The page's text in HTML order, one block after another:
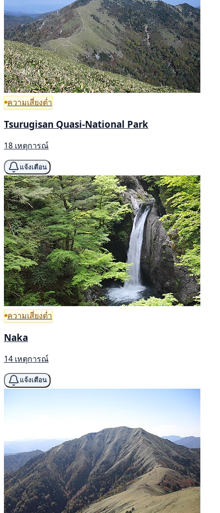
ความเสี่ยงต่ำ
Tsurugisan Quasi-National Park
18 เหตุการณ์
แจ้งเตือน
ความเสี่ยงต่ำ
Naka
14 เหตุการณ์
แจ้งเตือน